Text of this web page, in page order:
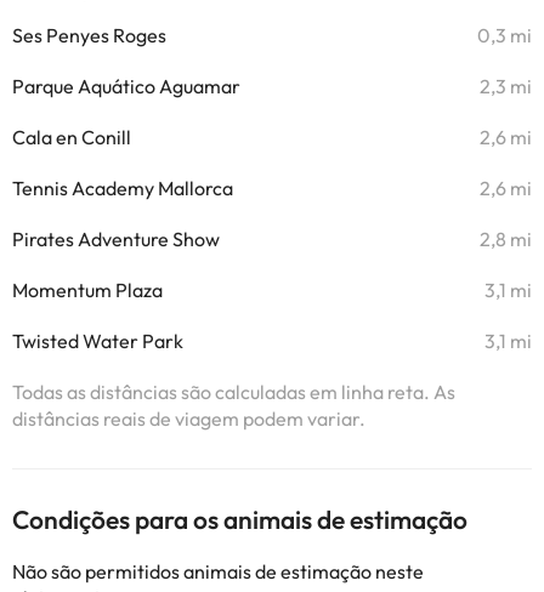
Ses Penyes Roges 0,3 mi
Parque Aquático Aguamar 2,3 mi
Cala en Conill 2,6 mi
Tennis Academy Mallorca 2,6 mi
Pirates Adventure Show 2,8 mi
Momentum Plaza 3,1 mi
Twisted Water Park 3,1 mi
Todas as distâncias são calculadas em linha reta. As
distâncias reais de viagem podem variar.
Condições para os animais de estimação
Não são permitidos animais de estimação neste